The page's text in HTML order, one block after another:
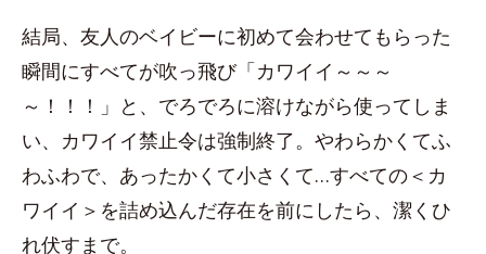
結局、友人のベイビーに初めて会わせてもらった
瞬間にすべてが吹っ飛び「カワイイ～～～
～！！！」と、でろでろに溶けながら使ってしま
い、カワイイ禁止令は強制終了。やわらかくてふ
わふわで、あったかくて小さくて…すべての＜カ
ワイイ＞を詰め込んだ存在を前にしたら、潔くひ
れ伏すまで。